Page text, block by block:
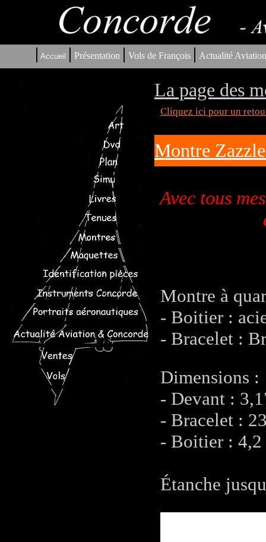
| Accueil | Présentation | Vols de François | Actualité
La page des
Cliquez ici pour un
Montre
Avec tous
Montre à
- Boitier :
- Bracelet :
Dimensions :
- Devant :
- Bracelet :
- Boitier : 4,2
Étanche